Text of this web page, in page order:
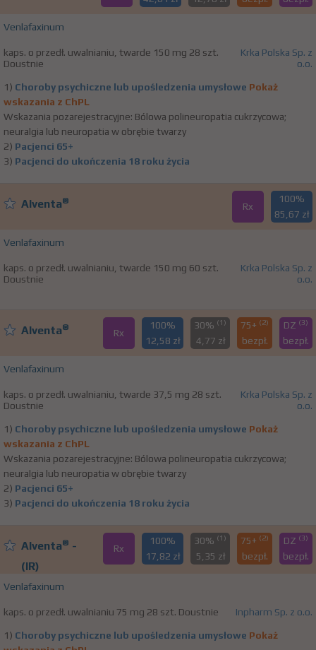
Venlafaxinum
kaps. o przedł. uwalnianiu, twarde 150 mg 28 szt.
Doustnie
Krka Polska Sp. z
o.o.
1) Choroby psychiczne lub upośledzenia umysłowe Pokaż
wskazania z ChPL
Wskazania pozarejestracyjne: Bólowa polineuropatia cukrzycowa;
neuralgia lub neuropatia w obrębie twarzy
2) Pacjenci 65+
3) Pacjenci do ukończenia 18 roku życia
Alventa® Rx
100%
85,67 zł
Venlafaxinum
kaps. o przedł. uwalnianiu, twarde 150 mg 60 szt.
Doustnie
Krka Polska Sp. z
o.o.
Alventa® Rx
100%
12,58 zł
30% (1)
4,77 zł
75+ (2)
bezpł.
DZ (3)
bezpł.
Venlafaxinum
kaps. o przedł. uwalnianiu, twarde 37,5 mg 28 szt.
Doustnie
Krka Polska Sp. z
o.o.
1) Choroby psychiczne lub upośledzenia umysłowe Pokaż
wskazania z ChPL
Wskazania pozarejestracyjne: Bólowa polineuropatia cukrzycowa;
neuralgia lub neuropatia w obrębie twarzy
2) Pacjenci 65+
3) Pacjenci do ukończenia 18 roku życia
Alventa® -
(IR)
Rx
100%
17,82 zł
30% (1)
5,35 zł
75+ (2)
bezpł.
DZ (3)
bezpł.
Venlafaxinum
kaps. o przedł. uwalnianiu 75 mg 28 szt. Doustnie Inpharm Sp. z o.o.
1) Choroby psychiczne lub upośledzenia umysłowe Pokaż